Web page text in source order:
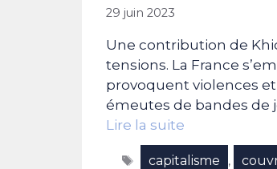
29 juin 2023
Une contribution de
tensions. La France
provoquent violences
émeutes de bandes de
Lire la suite
Étiquettes
capitalisme ,